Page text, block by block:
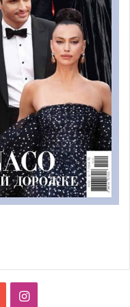
главных героев (две
душа и ребенок)
изображая борьбу
отметить, что
исполнителей, таким
Herrmann), Нина
(Olivia Ancona) и
удалось
баланс между
Instagram